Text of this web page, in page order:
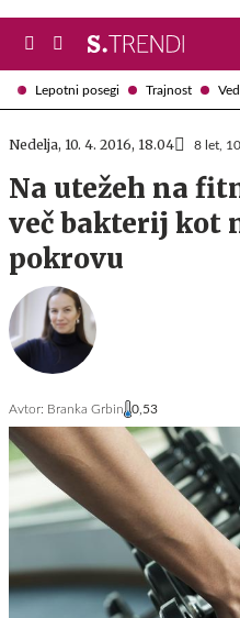
Lepotni posegi Trajnost
Nedelja, 10. 4. 2016, 18.04 8 let,
Na utežeh na
več bakterij kot
pokrovu
Avtor: Branka Grbin 0,53